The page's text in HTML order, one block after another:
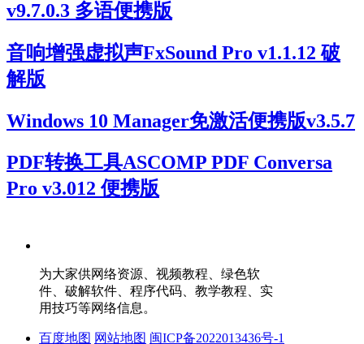
v9.7.0.3 多语便携版
音响增强虚拟声FxSound Pro v1.1.12 破
解版
Windows 10 Manager免激活便携版v3.5.7
PDF转换工具ASCOMP PDF Conversa
Pro v3.012 便携版
为大家供网络资源、视频教程、绿色软
件、破解软件、程序代码、教学教程、实
用技巧等网络信息。
百度地图 网站地图 闽ICP备2022013436号-1